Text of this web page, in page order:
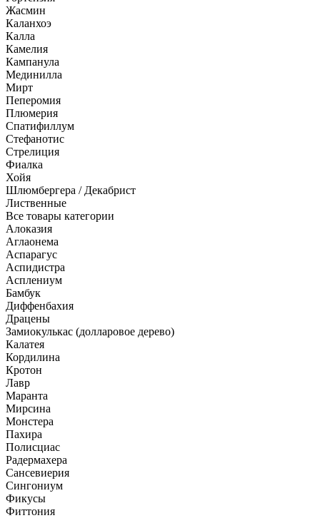
Жасмин
Каланхоэ
Калла
Камелия
Кампанула
Мединилла
Мирт
Пеперомия
Плюмерия
Спатифиллум
Стефанотис
Стрелиция
Фиалка
Хойя
Шлюмбергера / Декабрист
Лиственные
Все товары категории
Алоказия
Аглаонема
Аспарагус
Аспидистра
Асплениум
Бамбук
Диффенбахия
Драцены
Замиокулькас (долларовое дерево)
Калатея
Кордилина
Кротон
Лавр
Маранта
Мирсина
Монстера
Пахира
Полисциас
Радермахера
Сансевиерия
Сингониум
Фикусы
Фиттония